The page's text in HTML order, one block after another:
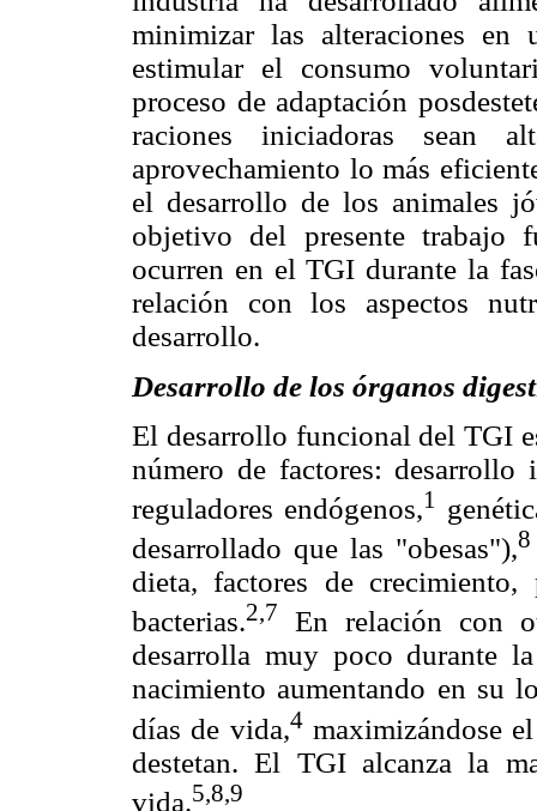
minimizar las alteraciones en
estimular el consumo
proceso de adaptación
raciones iniciadoras sean
aprovechamiento lo más
el desarrollo de los animales
objetivo del presente trabajo
ocurren en el TGI durante la
relación con los aspectos
desarrollo.
Desarrollo de los órganos
El desarrollo funcional del TGI
número de factores:
reguladores endógenos,1
desarrollado que las "obesas"),8
dieta, factores de
bacterias.2,7
En relación con
desarrolla muy poco durante
nacimiento aumentando en su
días de vida,4maximizándose
destetan. El TGI alcanza la
vida.5,8,9